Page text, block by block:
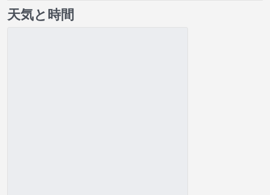
天気と時間